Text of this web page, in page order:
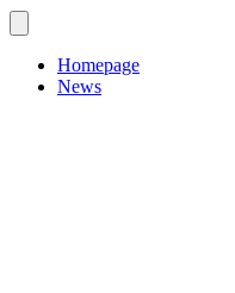
Homepage
News